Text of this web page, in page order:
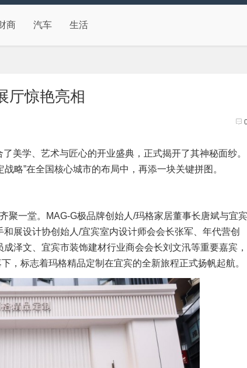
商 汽车 生活
厅惊艳亮相
学、艺术与匠心的开业盛典，正式揭开了其神秘面纱。
略”在全国核心城市的布局中，再添一块关键拼图。
堂。MAG-G极品牌创始人/玛格家居董事长唐斌与宜宾
展设计协创始人/宜宾室内设计师会会长张军、年代营创
泽文、宜宾市装饰建材行业商会会长刘文汛等重要嘉宾，
，标志着玛格精品定制在宜宾的全新旅程正式扬帆起航。